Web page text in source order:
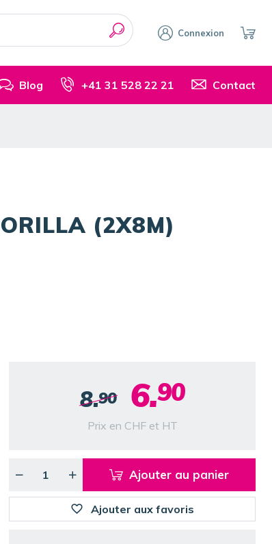
Connexion
Blog Contact
+41 31 528 22 21
(2X8M)
8.90 6.90
Prix en CHF et HT
Ajouter au panier
Ajouter aux favoris